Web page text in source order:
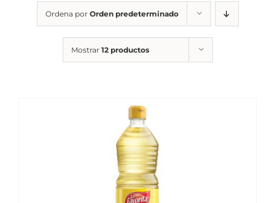
Ordena por Orden predeterminado
Mostrar 12 productos